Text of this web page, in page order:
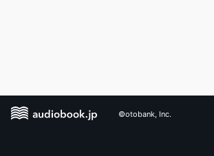
©otobank, Inc.